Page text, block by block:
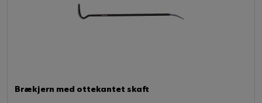
Brækjern med ottekantet skaft